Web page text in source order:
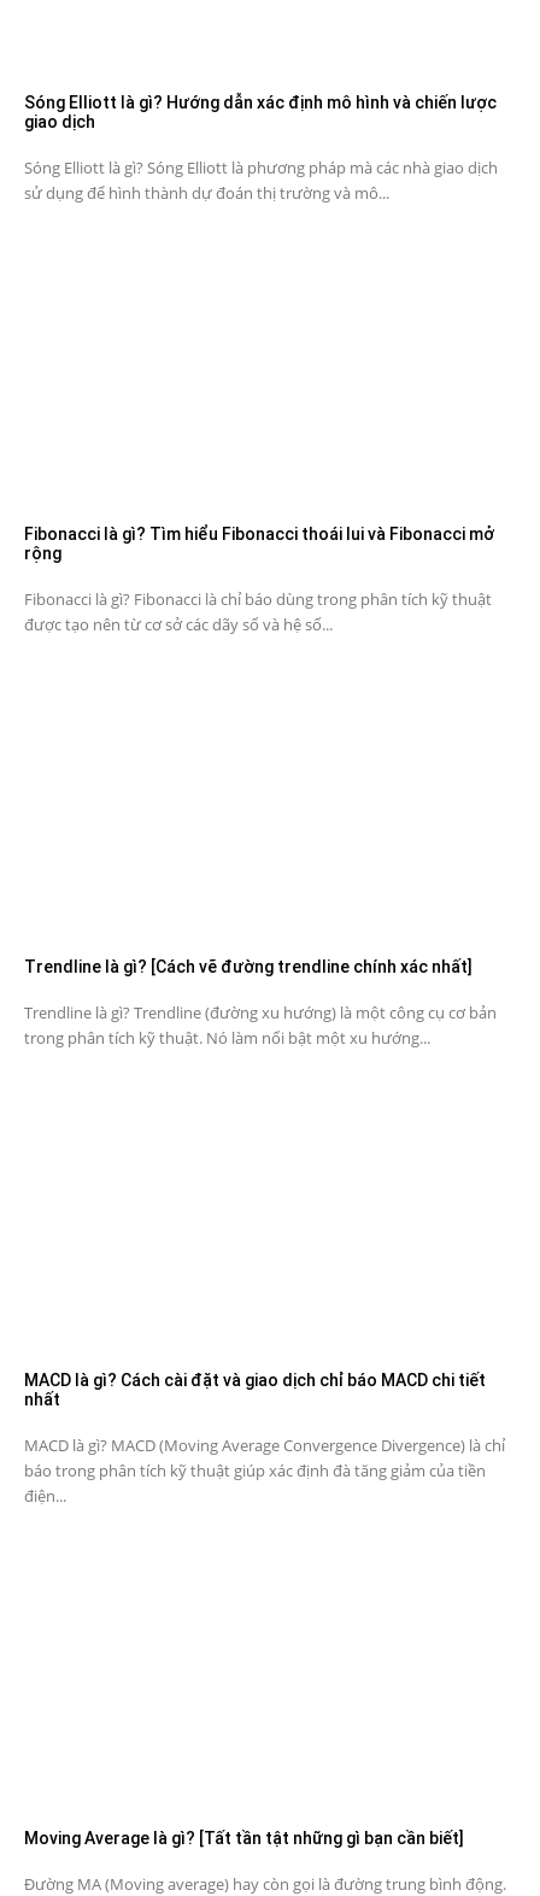
Sóng Elliott là gì? Hướng dẫn xác định mô hình và chiến lược
giao dịch
Sóng Elliott là gì? Sóng Elliott là phương pháp mà các nhà giao dịch
sử dụng để hình thành dự đoán thị trường và mô...
Fibonacci là gì? Tìm hiểu Fibonacci thoái lui và Fibonacci mở
rộng
Fibonacci là gì? Fibonacci là chỉ báo dùng trong phân tích kỹ thuật
được tạo nên từ cơ sở các dãy số và hệ số...
Trendline là gì? [Cách vẽ đường trendline chính xác nhất]
Trendline là gì? Trendline (đường xu hướng) là một công cụ cơ bản
trong phân tích kỹ thuật. Nó làm nổi bật một xu hướng...
MACD là gì? Cách cài đặt và giao dịch chỉ báo MACD chi tiết
nhất
MACD là gì? MACD (Moving Average Convergence Divergence) là chỉ
báo trong phân tích kỹ thuật giúp xác định đà tăng giảm của tiền
điện...
Moving Average là gì? [Tất tần tật những gì bạn cần biết]
Đường MA (Moving average) hay còn gọi là đường trung bình động.